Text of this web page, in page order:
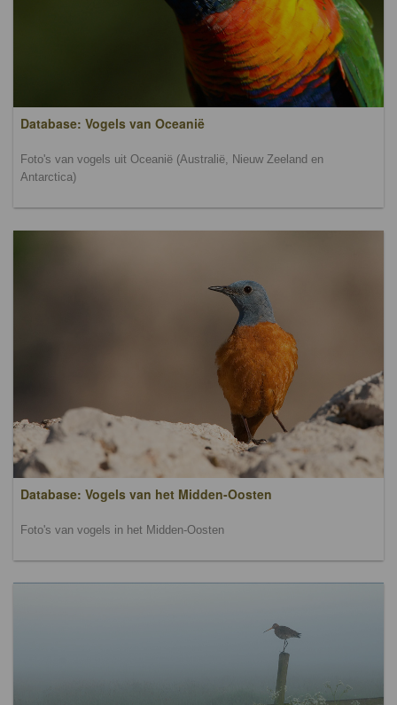
Database: Vogels van Oceanië
Foto's van vogels uit Oceanië (Australië, Nieuw Zeeland en
Antarctica)
Database: Vogels van het Midden-Oosten
Foto's van vogels in het Midden-Oosten